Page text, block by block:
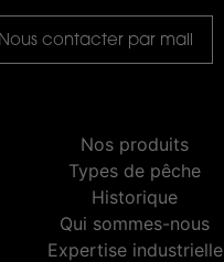
Nous contacter par mail
Nos produits
Types de pêche
Historique
Qui sommes-nous
Expertise industrielle